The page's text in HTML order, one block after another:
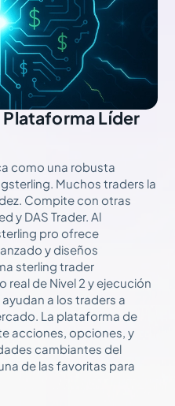
Líder
como una robusta
Muchos traders la
Compite con otras
y DAS Trader. Al
pro ofrece
y diseños
sterling trader
de Nivel 2 y ejecución
a los traders a
La plataforma de
acciones, opciones, y
cambiantes del
de las favoritas para